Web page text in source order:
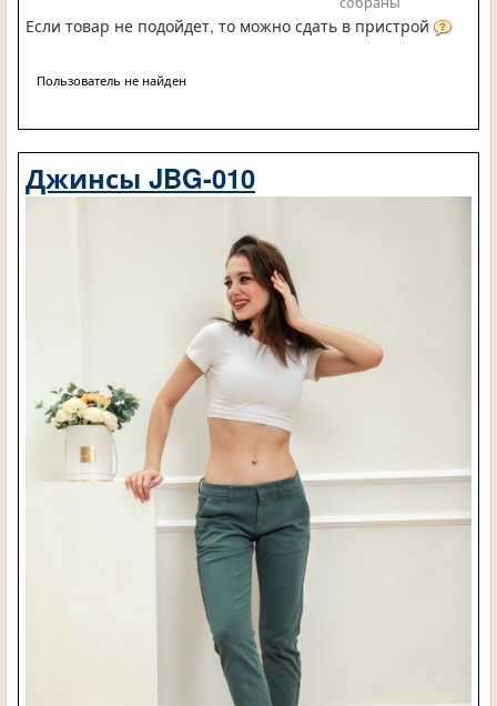
Если товар не подойдет, то можно сдать в пристрой
Пользователь не найден
Джинсы JBG-010